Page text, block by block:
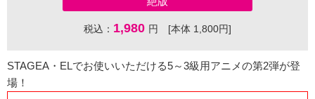
税込： 1,980 円 [本体 1,800円]
STAGEA・ELでお使いいただける5～3級用アニメの第2弾が登
場！